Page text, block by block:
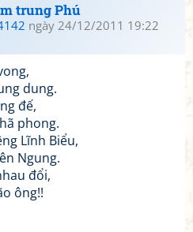
trung Phú
ngày 24/12/2011 19:22
dung.
đế,
phong.
Lĩnh Biểu,
Ngung.
đổi,
ông!!